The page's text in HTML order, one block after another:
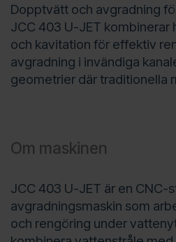
Dopptvätt och avgradning
JCC 403 U-JET kombinerar
och kavitation för effektiv
avgradning i invändiga
geometrier där traditionella
Om maskinen
JCC 403 U-JET är en CNC-
avgradningsmaskin som
och rengöring under